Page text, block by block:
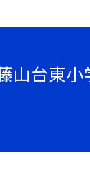
山台東小